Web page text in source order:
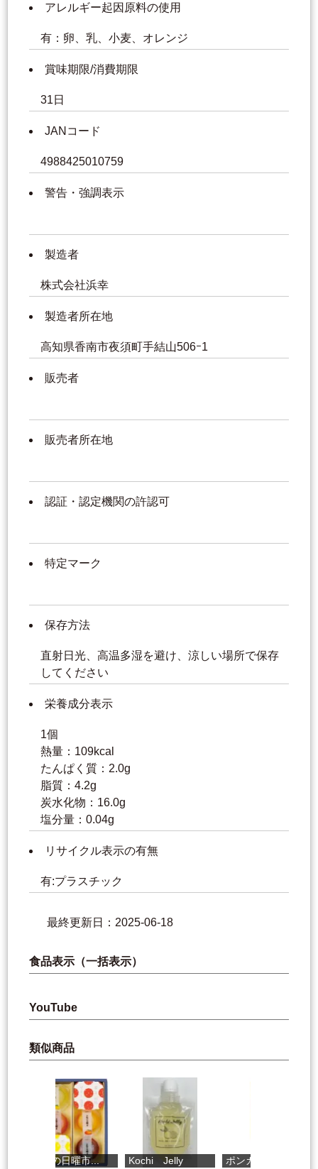
アレルギー起因原料の使用
有：卵、乳、小麦、オレンジ
賞味期限/消費期限
31日
JANコード
4988425010759
警告・強調表示
製造者
株式会社浜幸
製造者所在地
高知県香南市夜須町手結山506ｰ1
販売者
販売者所在地
認証・認定機関の許認可
特定マーク
保存方法
直射日光、高温多湿を避け、涼しい場所で保存
してください
栄養成分表示
1個
熱量：109kcal
たんぱく質：2.0g
脂質：4.2g
炭水化物：16.0g
塩分量：0.04g
リサイクル表示の有無
有:プラスチック
最終更新日：2025-06-18
食品表示（一括表示）
YouTube
類似商品
土佐の日曜市... Kochi Jelly ポンカンいちご